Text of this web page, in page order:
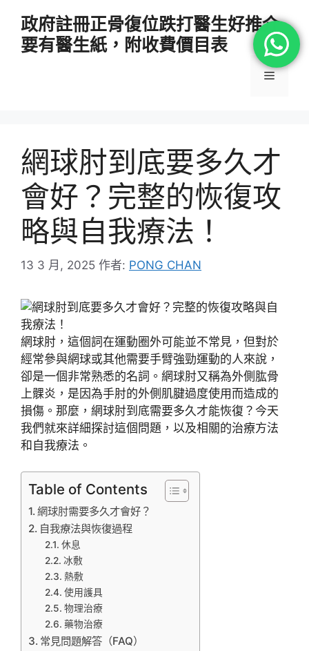
政府註冊正骨復位跌打醫生好推介
要有醫生紙，附收費價目表
選
網球肘到底要多久才
會好？完整的恢復攻
略與自我療法！
13 3 月, 2025 作者: PONG CHAN
網球肘，這個詞在運動圈外可能並不常見，但對於
經常參與網球或其他需要手臂強勁運動的人來說，
卻是一個非常熟悉的名詞。網球肘又稱為外側肱骨
上髁炎，是因為手肘的外側肌腱過度使用而造成的
損傷。那麼，網球肘到底需要多久才能恢復？今天
我們就來詳細探討這個問題，以及相關的治療方法
和自我療法。
Table of Contents
網球肘需要多久才會好？
自我療法與恢復過程
休息
冰敷
熱敷
使用護具
物理治療
藥物治療
常見問題解答（FAQ）